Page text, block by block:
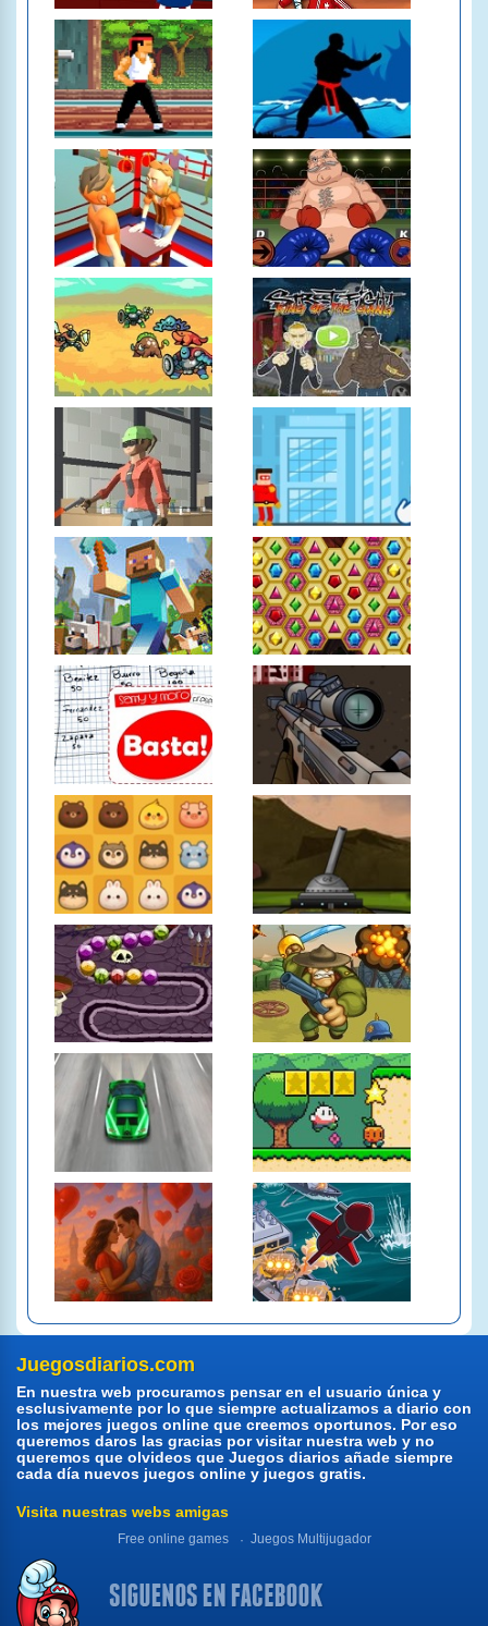
Juegosdiarios.com
En nuestra web procuramos pensar en el usuario única y
esclusivamente por lo que siempre actualizamos a diario con
los mejores juegos online que creemos oportunos. Por eso
queremos daros las gracias por visitar nuestra web y no
queremos que olvideos que Juegos diarios añade siempre
cada día nuevos juegos online y juegos gratis.
Visita nuestras webs amigas
Free online games Juegos Multijugador